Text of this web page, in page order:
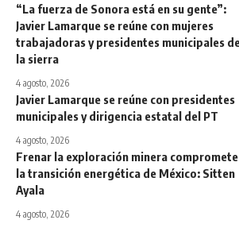
“La fuerza de Sonora está en su gente”:
Javier Lamarque se reúne con mujeres
trabajadoras y presidentes municipales
la sierra
4 agosto, 2026
Javier Lamarque se reúne con presidentes
municipales y dirigencia estatal del PT
4 agosto, 2026
Frenar la exploración minera compromete
la transición energética de México: Sitten
Ayala
4 agosto, 2026